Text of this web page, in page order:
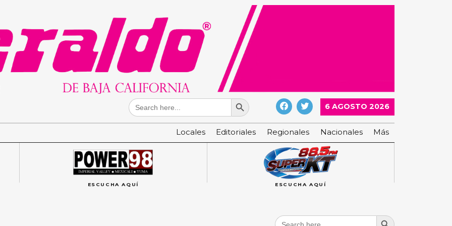
Search
for:
Search Button
6 AGOSTO 2026
Locales Editoriales Regionales Nacionales Más
ESCUCHA AQUÍ ESCUCHA AQUÍ
Search
Search Button